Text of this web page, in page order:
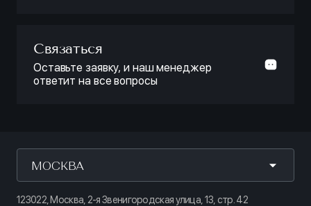
Связаться
Оставьте заявку, и наш менеджер
ответит на все вопросы
МОСКВА
123022, Москва, 2-я Звенигородская улица, 13, стр. 42